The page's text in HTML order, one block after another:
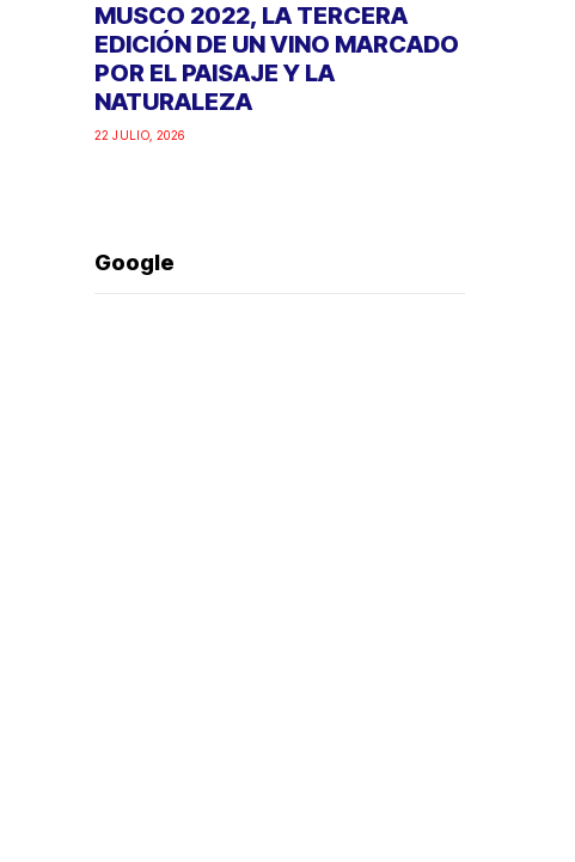
MUSCO 2022, LA TERCERA
EDICIÓN DE UN VINO MARCADO
POR EL PAISAJE Y LA
NATURALEZA
22 JULIO, 2026
Google